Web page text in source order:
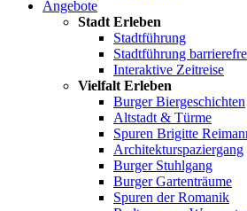
Angebote
Stadt Erleben
Stadtführung
Stadtführung
Interaktive Zeitreise
Vielfalt Erleben
Burger Biergeschichten
Altstadt & Türme
Spuren Brigitte
Architekturspaziergang
Burger Stuhlgang
Burger Gartenträume
Spuren der Romanik